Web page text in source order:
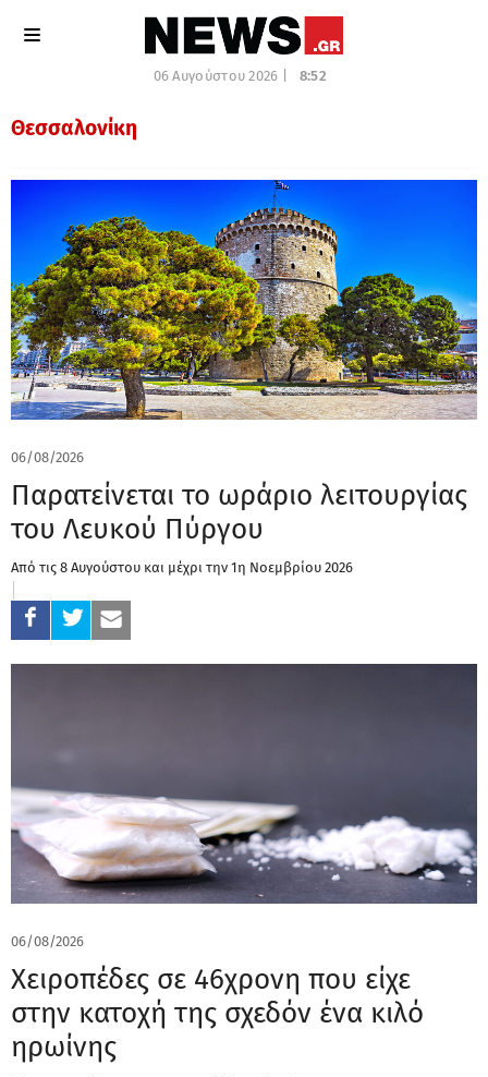
06 Αυγούστου 2026 | 8:52
Θεσσαλονίκη
06/08/2026
Παρατείνεται το ωράριο λειτουργίας
του Λευκού Πύργου
Από τις 8 Αυγούστου και μέχρι την 1η Νοεμβρίου 2026
06/08/2026
Χειροπέδες σε 46χρονη που είχε
στην κατοχή της σχεδόν ένα κιλό
ηρωίνης